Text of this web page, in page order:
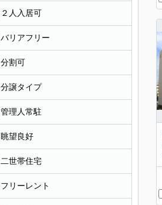
２人入居可
バリアフリー
分割可
分譲タイプ
管理人常駐
眺望良好
二世帯住宅
フリーレント